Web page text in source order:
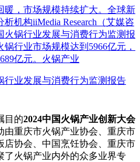
暖，市场规模持续扩大。全球新
机构iiMedia Research（艾媒咨
火锅行业发展与消费行为监测报
行业市场规模达到5966亿元，
亿元。火锅产业
目的2024中国火锅产业创新大会
由重庆市火锅产业协会、重庆市
店协会、中国烹饪协会、重庆市
了火锅产业内外的众多业界专